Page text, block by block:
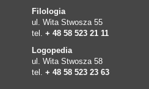
Filologia
ul. Wita Stwosza 55
tel. + 48 58 523 21 11
Logopedia
ul. Wita Stwosza 58
tel. + 48 58 523 23 63